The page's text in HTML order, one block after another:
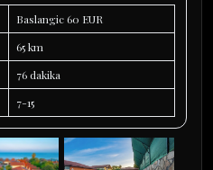
Baslangic 60 EUR
65 km
76 dakika
7-15